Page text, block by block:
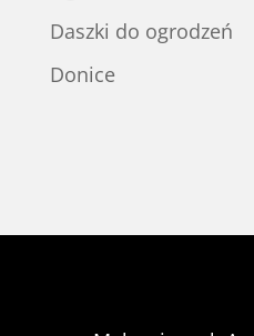
Daszki do ogrodzeń
Donice